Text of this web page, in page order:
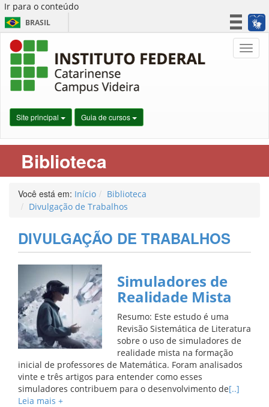
Ir para o conteúdo
BRASIL
Simplifique!
Site principal Guia de cursos
Biblioteca
Você está em: Início
Biblioteca
Divulgação de Trabalhos
DIVULGAÇÃO DE TRABALHOS
Simuladores de
Realidade Mista
Resumo: Este estudo é uma
Revisão Sistemática de Literatura
sobre o uso de simuladores de
realidade mista na formação
inicial de professores de Matemática. Foram analisados
vinte e três artigos para entender como esses
simuladores contribuem para o desenvolvimento de[..]
Leia mais +